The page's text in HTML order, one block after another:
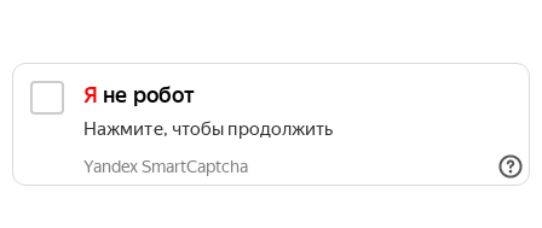
Я не робот
Нажмите, чтобы продолжить
Yandex SmartCaptcha